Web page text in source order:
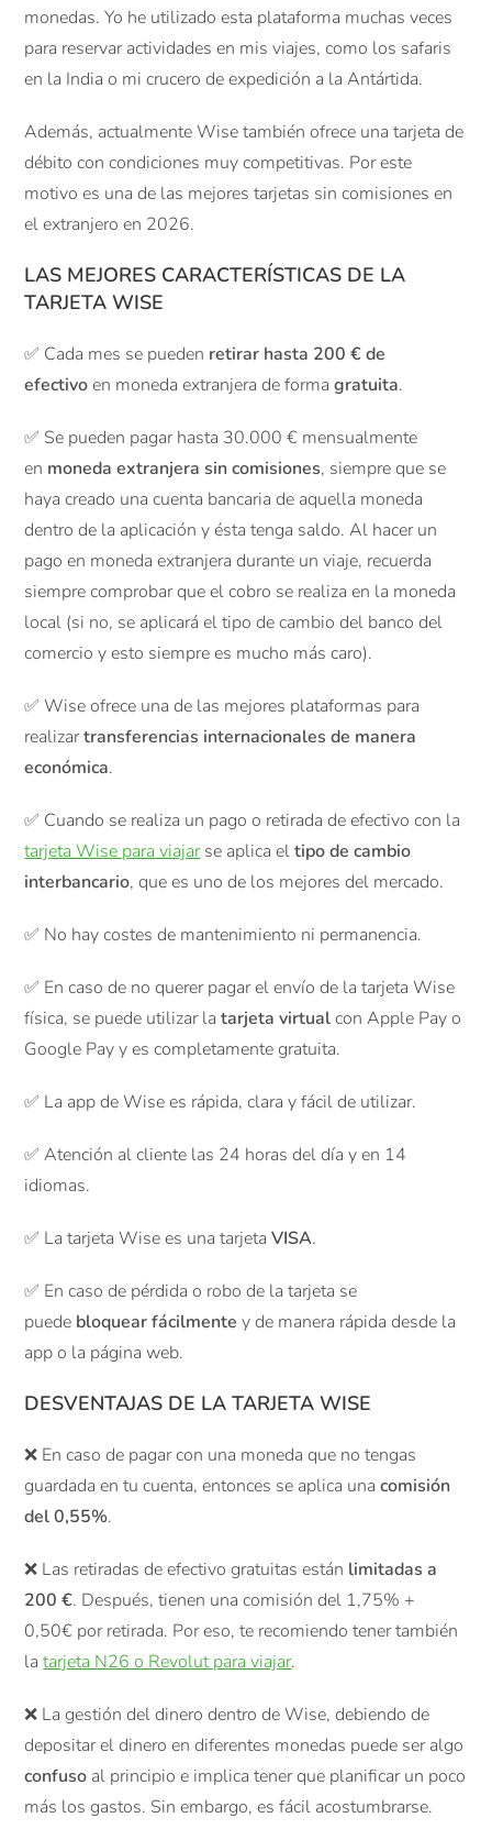
monedas. Yo he utilizado esta plataforma muchas veces
para reservar actividades en mis viajes, como los safaris
en la India o mi crucero de expedición a la Antártida.
Además, actualmente Wise también ofrece una tarjeta de
débito con condiciones muy competitivas. Por este
motivo es una de las mejores tarjetas sin comisiones en
el extranjero en 2026.
LAS MEJORES CARACTERÍSTICAS DE LA
TARJETA WISE
✅ Cada mes se pueden retirar hasta 200 € de
efectivoen moneda extranjera de formagratuita.
✅ Se pueden pagar hasta 30.000 € mensualmente
en moneda extranjera sin comisiones, siempre que se
haya creado una cuenta bancaria de aquella moneda
dentro de la aplicación y ésta tenga saldo. Al hacer un
pago en moneda extranjera durante un viaje, recuerda
siempre comprobar que el cobro se realiza en la moneda
local (si no, se aplicará el tipo de cambio del banco del
comercio y esto siempre es mucho más caro).
✅ Wise ofrece una de las mejores plataformas para
realizartransferencias internacionales de manera
económica.
✅ Cuando se realiza un pago o retirada de efectivo con la
tarjeta Wise para viajarse aplica eltipo de cambio
interbancario, que es uno de los mejores del mercado.
✅ No hay costes de mantenimiento ni permanencia.
✅ En caso de no querer pagar el envío de la tarjeta Wise
física, se puede utilizar latarjeta virtualcon Apple Pay o
Google Pay y es completamente gratuita.
✅ La app de Wise es rápida, clara y fácil de utilizar.
✅ Atención al cliente las 24 horas del día y en 14
idiomas.
✅ La tarjeta Wise es una tarjetaVISA.
✅ En caso de pérdida o robo de la tarjeta se
puede bloquear fácilmente y de manera rápida desde la
app o la página web.
DESVENTAJAS DE LA TARJETA WISE
❌ En caso de pagar con una moneda que no tengas
guardada en tu cuenta, entonces se aplica unacomisión
del 0,55%.
❌ Las retiradas de efectivo gratuitas están limitadas a
200 €. Después, tienen una comisión del 1,75% +
0,50€ por retirada. Por eso, te recomiendo tener también
latarjeta N26 o Revolut para viajar.
❌ La gestión del dinero dentro de Wise, debiendo de
depositar el dinero en diferentes monedas puede ser algo
confuso al principio e implica tener que planificar un poco
más los gastos. Sin embargo, es fácil acostumbrarse.